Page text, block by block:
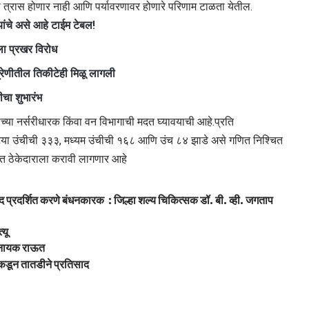
होणार नाही आणि पर्यावरणावर होणारे परिणाम टाळता येतील.
असे आहे टाईम टेबल!
प्रखर विरोध
तिकीटेही मिळू लागली
शुभारंभ
नर्सरीधारक किंवा वन विभागाची मदत घ्यावयाची आहे.प्रति
उंचीची ३३३, मध्यम उंचीची १६८ आणि उंच ८४ झाडे असे गणित निश्‍चित
करावी लागणार आहे
करणे बंधनकारक : जिल्हा शल्य चिकित्सक डॉ. बी. व्ही. जगताप
राऊत
तातडीने प्रतिसाद